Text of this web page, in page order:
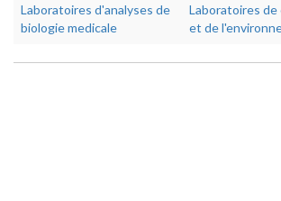
Laboratoires d'analyses de
biologie medicale
Laboratoires
et de